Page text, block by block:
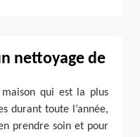
nettoyage de
qui est la plus
durant toute l’année,
prendre soin et pour